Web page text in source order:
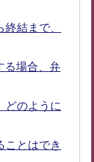
結まで、
る場合、弁
のように
とはでき